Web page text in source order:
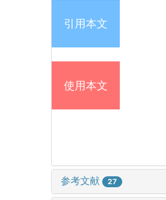
引用本文
使用本文
参考文献 27